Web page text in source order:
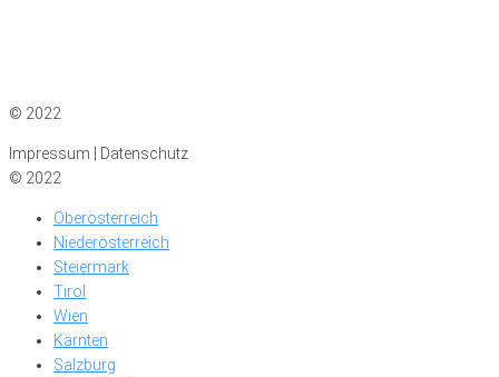
© 2022
Impressum | Datenschutz
© 2022
Oberösterreich
Niederösterreich
Steiermark
Tirol
Wien
Kärnten
Salzburg